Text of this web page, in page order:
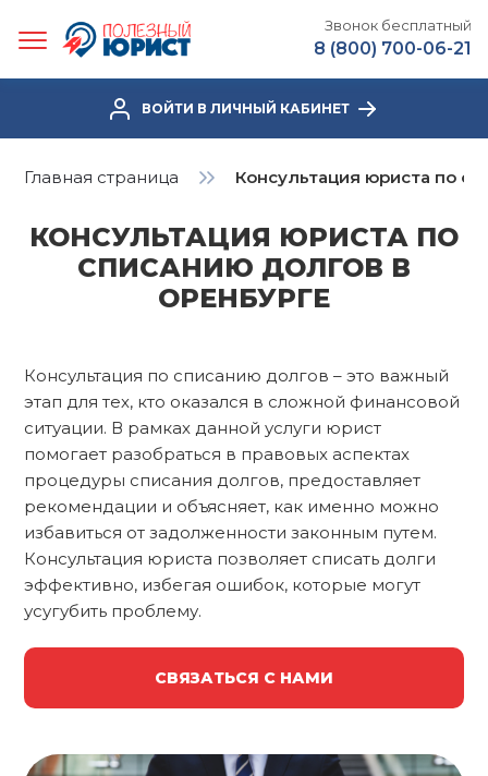
Звонок бесплатный
8 (800) 700-06-21
ВОЙТИ В ЛИЧНЫЙ КАБИНЕТ
Главная страница Консультация юриста по
КОНСУЛЬТАЦИЯ ЮРИСТА ПО
СПИСАНИЮ ДОЛГОВ В
ОРЕНБУРГЕ
Консультация по списанию долгов – это важный
этап для тех, кто оказался в сложной финансовой
ситуации. В рамках данной услуги юрист
помогает разобраться в правовых аспектах
процедуры списания долгов, предоставляет
рекомендации и объясняет, как именно можно
избавиться от задолженности законным путем.
Консультация юриста позволяет списать долги
эффективно, избегая ошибок, которые могут
усугубить проблему.
СВЯЗАТЬСЯ С НАМИ